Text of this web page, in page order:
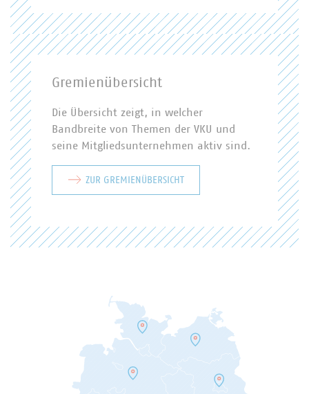
Gremienübersicht
Die Übersicht zeigt, in welcher
Bandbreite von Themen der VKU und
seine Mitgliedsunternehmen aktiv sind.
ZUR GREMIENÜBERSICHT